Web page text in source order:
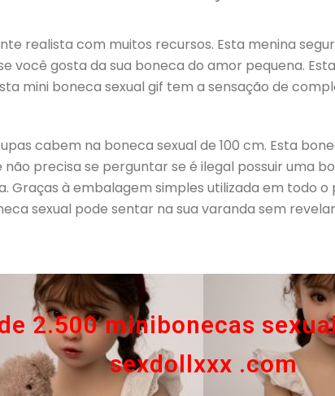
realista com muitos recursos. Esta menina
você gosta da sua boneca do amor pequena.
mini boneca sexual gif tem a sensação de
cabem na boneca sexual de 100 cm. Esta
precisa se perguntar se é ilegal possuir uma
Graças à embalagem simples utilizada em todo
sexual pode sentar na sua varanda sem
2.500 minibonecas
sexdollxxx .com